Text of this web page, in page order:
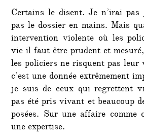
Certains le disent. Je n’irai
pas le dossier en mains. Mais
intervention violente où les
vie il faut être prudent et
les policiers ne risquent pas leur
c’est une donnée extrêmement
je suis de ceux qui regrettent
pas été pris vivant et beaucoup
posées. Sur une affaire
une expertise.